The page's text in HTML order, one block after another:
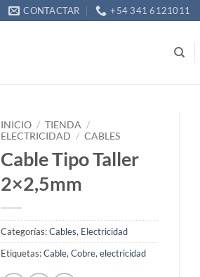
CONTACTAR +54 341 6121011
INICIO / TIENDA /
ELECTRICIDAD / CABLES
Cable Tipo Taller
2×2,5mm
Categorías:Cables, Electricidad
Etiquetas:Cable, Cobre, electricidad